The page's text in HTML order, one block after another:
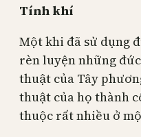
Tính khí
Một khi đã sử dụng
rèn luyện những
thuật của Tây
thuật của họ thành
thuộc rất nhiều ở